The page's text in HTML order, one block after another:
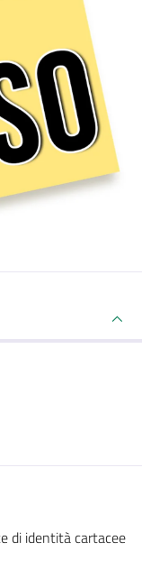
di identità cartacee